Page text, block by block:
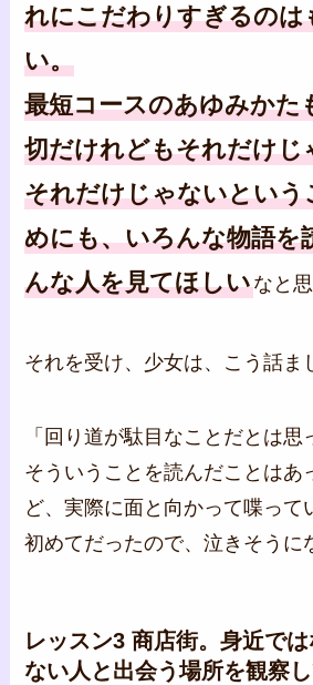
れにこだわりすぎるのは
い。
最短コースのあゆみかた
切だけれどもそれだけじ
それだけじゃないという
めにも、いろんな物語を
んな人を見てほしいなと
それを受け、少女は、こう話ま
「回り道が駄目なことだとは
そういうことを読んだことはあ
ど、実際に面と向かって喋って
初めてだったので、泣きそうに
レッスン3 商店街。身近で
ない人と出会う場所を観察